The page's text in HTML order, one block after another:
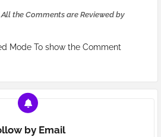
the Comments are Reviewed by
Mode To show the Comment
by Email